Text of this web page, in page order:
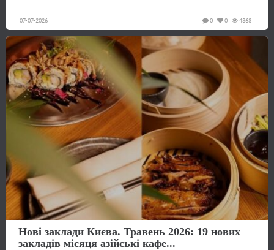
07-07-2026 4868
0
0
Нові заклади Києва. Травень 2026: 19 нових
закладів місяця азійські кафе...